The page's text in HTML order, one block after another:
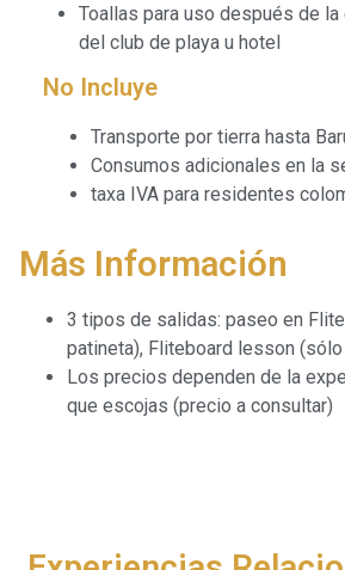
Toallas para uso después de
del club de playa u hotel
No Incluye
Transporte por tierra hasta
Consumos adicionales en la
taxa IVA para residentes
Más Información
3 tipos de salidas: paseo en
patineta), Fliteboard lesson
Los precios dependen de la
que escojas (precio a consultar)